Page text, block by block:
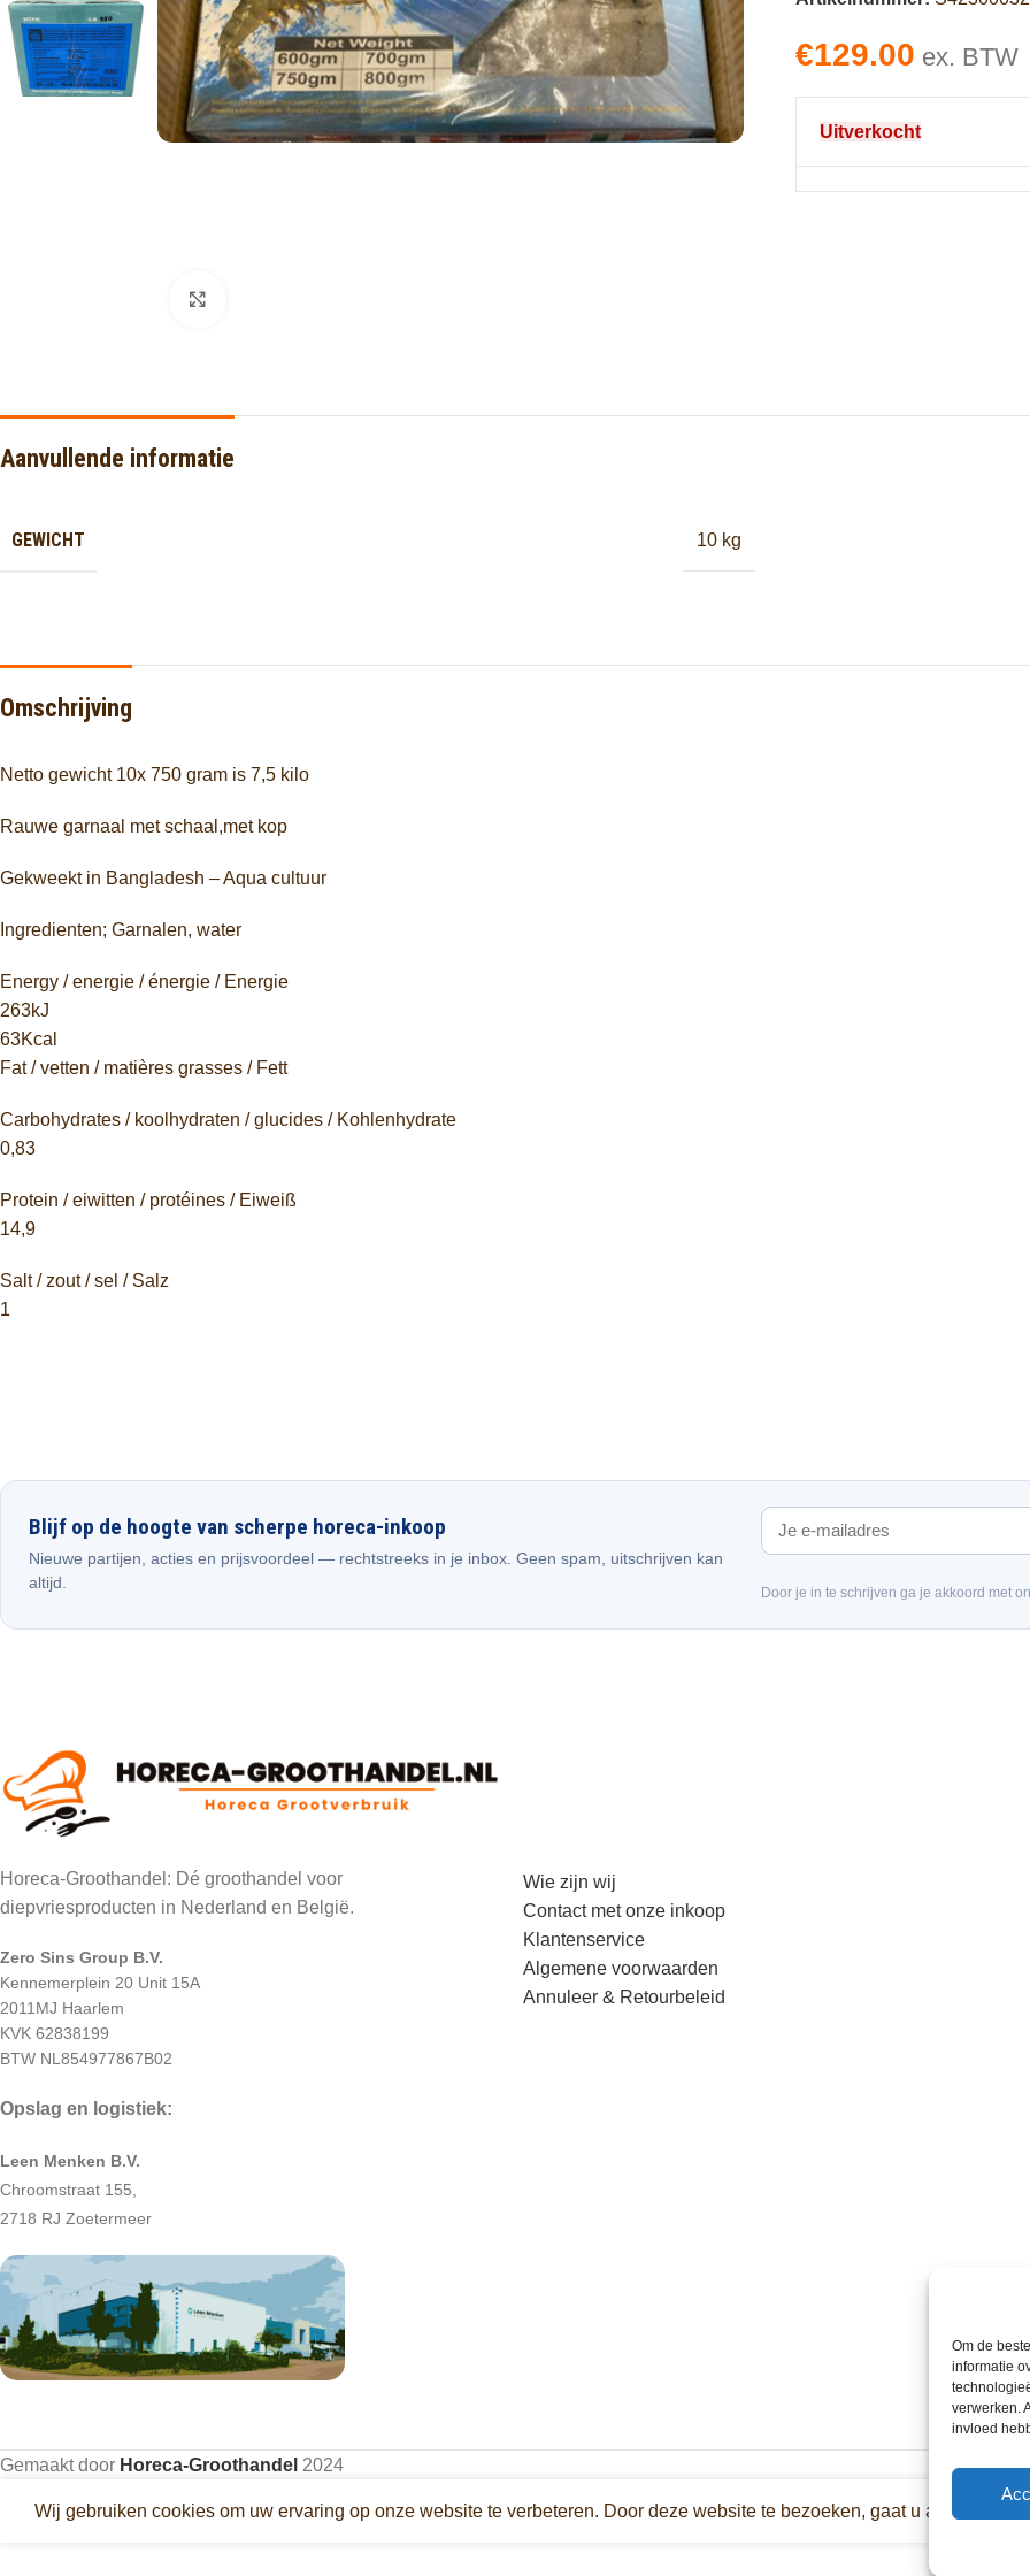
Om de
informatie
verwerken.
invloed
€129.00 ex. BTW
Uitverkocht
Aanvullende informatie
GEWICHT 10 kg
Omschrijving
Netto gewicht 10x 750 gram is 7,5 kilo
Rauwe garnaal met schaal,met kop
Gekweekt in Bangladesh – Aqua cultuur
Ingredienten; Garnalen, water
Energy / energie / énergie / Energie
263kJ
63Kcal
Fat / vetten / matières grasses / Fett
Carbohydrates / koolhydraten / glucides / Kohlenhydrate
0,83
Protein / eiwitten / protéines / Eiweiß
14,9
Salt / zout / sel / Salz
1
Blijf op de hoogte van scherpe horeca-inkoop
Nieuwe partijen, acties en prijsvoordeel — rechtstreeks in je inbox. Geen spam, uitschrijven kan
altijd.
Door je in te schrijven ga je akkoord met
Horeca-Groothandel: Dé groothandel voor
diepvriesproducten in Nederland en België.
Zero Sins Group B.V.
Kennemerplein 20 Unit 15A
2011MJ Haarlem
KVK 62838199
BTW NL854977867B02
Opslag en logistiek:
Leen Menken B.V.
Chroomstraat 155,
2718 RJ Zoetermeer
Wie zijn wij
Contact met onze inkoop
Klantenservice
Algemene voorwaarden
Annuleer & Retourbeleid
Gemaakt door Horeca-Groothandel 2024
Wij gebruiken cookies om uw ervaring op onze website te verbeteren. Door deze website te bezoeken, gaat u akkoord met